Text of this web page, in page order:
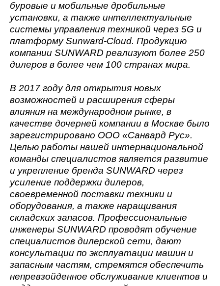
буровые и мобильные дробильные
установки, а также интеллектуальные
системы управления техникой через 5G и
платформу Sunward-Cloud. Продукцию
компании SUNWARD реализуют более 250
дилеров в более чем 100 странах мира.
В 2017 году для открытия новых
возможностей и расширения сферы
влияния на международном рынке, в
качестве дочерней компании в Москве было
зарегистрировано ООО «Санвард Рус».
Целью работы нашей интернациональной
команды специалистов является развитие
и укрепление бренда SUNWARD через
усиление поддержки дилеров,
своевременной поставки техники и
оборудования, а также наращивания
складских запасов. Профессиональные
инженеры SUNWARD проводят обучение
специалистов дилерской сети, дают
консультации по эксплуатации машин и
запасным частям, стремятся обеспечить
непревзойденное обслуживание клиентов и